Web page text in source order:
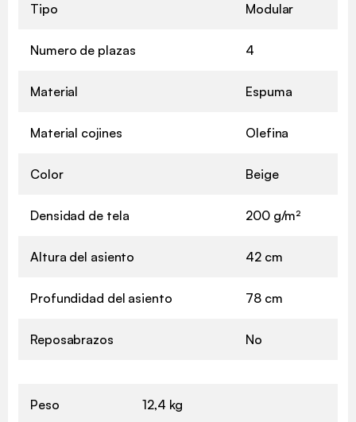
Tipo Modular
Numero de plazas 4
Material Espuma
Material cojines Olefina
Color Beige
Densidad de tela 200 g/m²
Altura del asiento 42 cm
Profundidad del asiento 78 cm
Reposabrazos No
Peso 12,4 kg